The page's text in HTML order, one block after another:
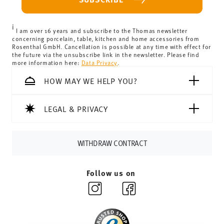
can view the delivery costs
delivery is free of charge.
Switzerland:delivery is free of charge for orders over
69,90 CHF. If the value of your purchase is less than
69,90 CHF, delivery charges are 36,90 CHF.
Tracking:You will receive a tracking code by e-mail as
Delivery time: 3-5 working days for delivery within
Germany for items in stock. You can view delivery times to
For returns, please use ourreturns service
i I am over 16 years and subscribe to the Thomas newsletter
concerning porcelain, table, kitchen and home accessories from
Rosenthal GmbH. Cancellation is possible at any time with effect for
the future via the unsubscribe link in the newsletter. Please find
more information here: Data Privacy
HOW MAY WE HELP YOU?
LEGAL & PRIVACY
WITHDRAW CONTRACT
Follow us on